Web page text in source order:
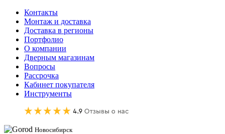
Контакты
Монтаж и доставка
Доставка в регионы
Портфолио
О компании
Дверным магазинам
Вопросы
Рассрочка
Кабинет покупателя
Инструменты
Новосибирск